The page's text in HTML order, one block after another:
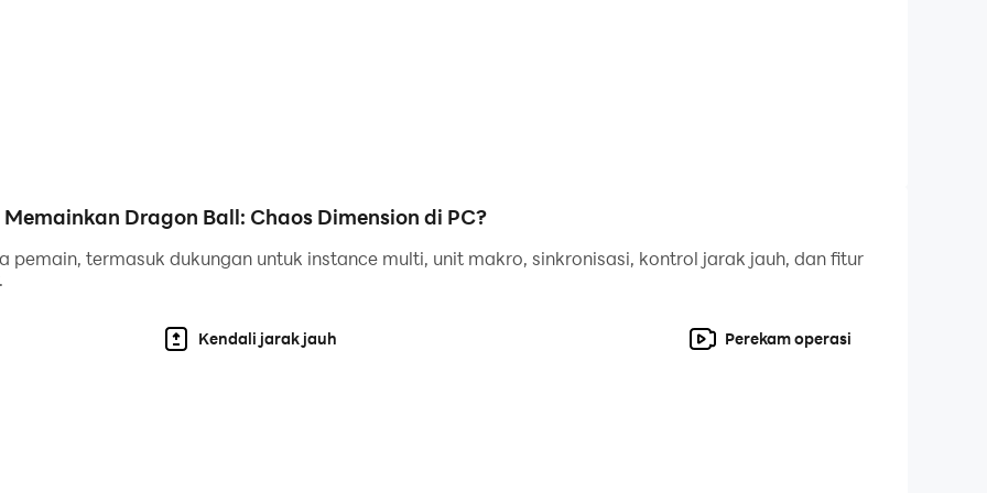
lifelike fantasy world.
is breathtaking.
Dragon Ball: Chaos Dimension di PC?
termasuk dukungan untuk instance multi, unit makro, sinkronisasi, kontrol jarak jauh, dan fitur
Kendali jarak jauh Perekam operasi